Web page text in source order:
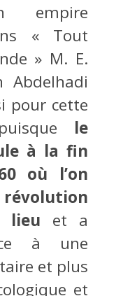
empire
« Tout
» M. E.
Abdelhadi
pour cette
le
à la fin
où l’on
révolution
lieu et a
à une
et plus
et